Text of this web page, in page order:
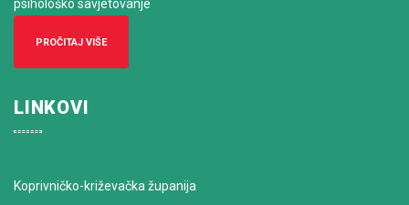
psihološko savjetovanje
PROČITAJ VIŠE
LINKOVI
Koprivničko-križevačka županija